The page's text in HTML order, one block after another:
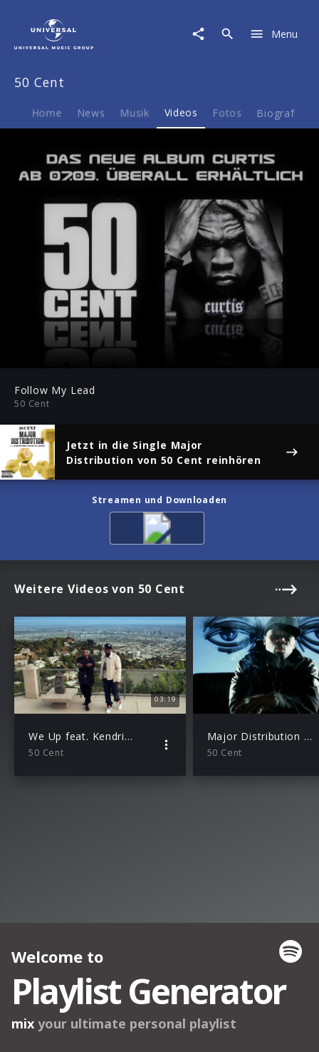
Video
Follow
Menu
50 Cent
Home News Musik Videos Fotos Biografie
Play Mute
Play
Follow My Lead
50 Cent
Jetzt in die Single Major
Distribution von 50 Cent reinhören
Streamen und Downloaden
Weitere Videos von 50 Cent
03:19
We Up feat. Kendrick Lamar
50 Cent
Major Distribution feat. Snoop Dogg und Young Jeezy
50 Cent